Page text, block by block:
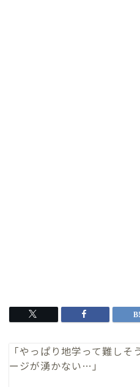
「やっぱり地学って難し
ージが湧かない…」